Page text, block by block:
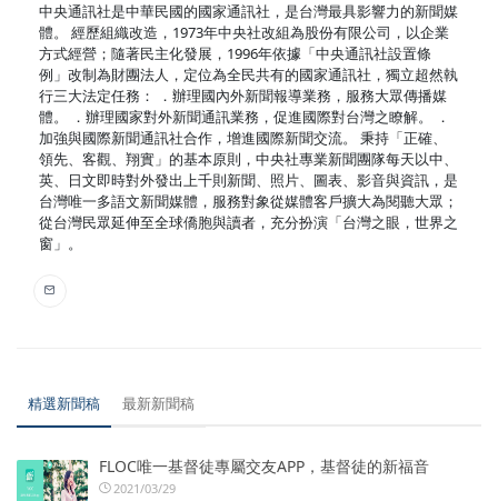
中央通訊社是中華民國的國家通訊社，是台灣最具影響力的新聞媒
體。 經歷組織改造，1973年中央社改組為股份有限公司，以企業
方式經營；隨著民主化發展，1996年依據「中央通訊社設置條
例」改制為財團法人，定位為全民共有的國家通訊社，獨立超然執
行三大法定任務： ．辦理國內外新聞報導業務，服務大眾傳播媒
體。 ．辦理國家對外新聞通訊業務，促進國際對台灣之瞭解。 ．
加強與國際新聞通訊社合作，增進國際新聞交流。 秉持「正確、
領先、客觀、翔實」的基本原則，中央社專業新聞團隊每天以中、
英、日文即時對外發出上千則新聞、照片、圖表、影音與資訊，是
台灣唯一多語文新聞媒體，服務對象從媒體客戶擴大為閱聽大眾；
從台灣民眾延伸至全球僑胞與讀者，充分扮演「台灣之眼，世界之
窗」。
精選新聞稿 最新新聞稿
FLOC唯一基督徒專屬交友APP，基督徒的新福音
2021/03/29